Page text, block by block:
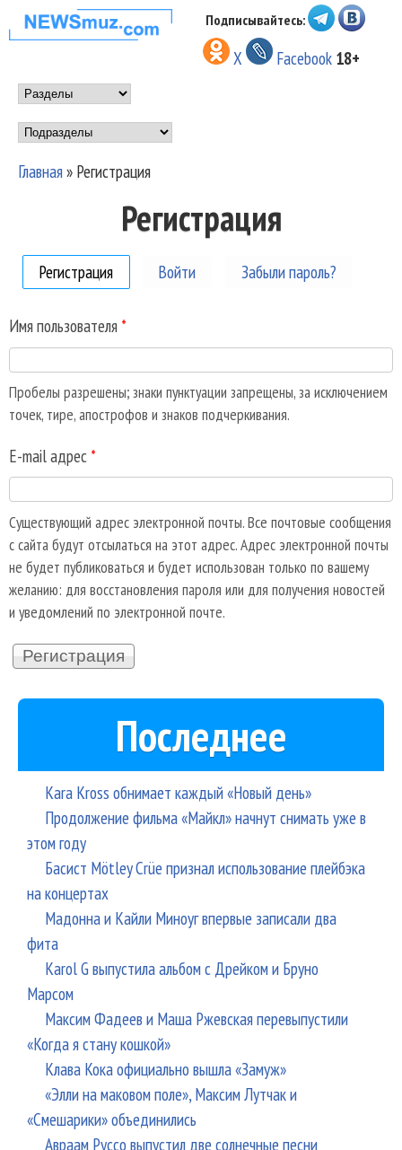
Перейти к основному
содержанию
НОВОСТИ
МУЗЫКИ И
ШОУ БИЗНЕСА
NEWSMUZ.COM
Подписывайтесь:
X Facebook 18+
Main menu
Подразделы
Главная» Регистрация
Регистрация
Регистрация (активная вкладка)
Войти Забыли пароль?
Имя пользователя *
Пробелы разрешены; знаки пунктуации запрещены, за исключением
точек, тире, апострофов и знаков подчеркивания.
E-mail адрес *
Существующий адрес электронной почты. Все почтовые сообщения
с сайта будут отсылаться на этот адрес. Адрес электронной почты
не будет публиковаться и будет использован только по вашему
желанию: для восстановления пароля или для получения новостей
и уведомлений по электронной почте.
Последнее
Kara Kross обнимает каждый «Новый день»
Продолжение фильма «Майкл» начнут снимать уже в
этом году
Басист Mötley Crüe признал использование плейбэка
на концертах
Мадонна и Кайли Миноуг впервые записали два
фита
Karol G выпустила альбом с Дрейком и Бруно
Марсом
Максим Фадеев и Маша Ржевская перевыпустили
«Когда я стану кошкой»
Клава Кока официально вышла «Замуж»
«Элли на маковом поле», Максим Лутчак и
«Смешарики» объединились
Авраам Руссо выпустил две солнечные песни